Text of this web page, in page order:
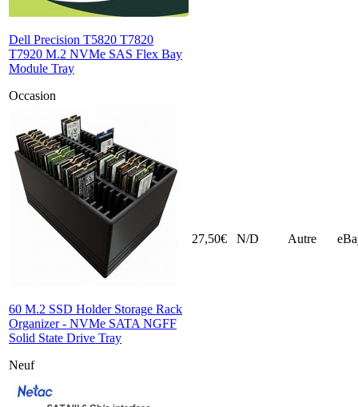
Dell Precision T5820 T7820
T7920 M.2 NVMe SAS Flex Bay
Module Tray
Occasion
60 M.2 SSD Holder Storage Rack
Organizer - NVMe SATA NGFF
Solid State Drive Tray
Neuf
27,50€ N/D Autre